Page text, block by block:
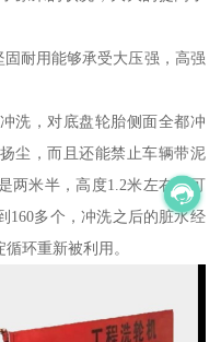
耐用能够承受大压强，高强
洗，对底盘轮胎侧面全都冲
尘，而且还能禁止车辆带泥
两米半，高度1.2米左右（可
160多个，冲洗之后的脏水经
环重新被利用。